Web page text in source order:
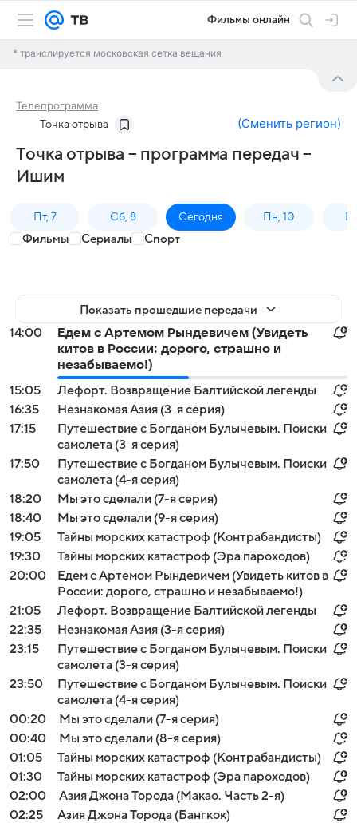
Фильмы онлайн
* транслируется московская сетка вещания
Телепрограмма
Точка отрыва (Сменить регион)
Точка отрыва – программа передач –
Ишим
Пт, 7 Сб, 8 Сегодня Пн, 10
Фильмы Сериалы Спорт
Показать прошедшие передачи
14:00
Едем с Артемом Рындевичем (Увидеть
китов в России: дорого, страшно и
незабываемо!)
15:05
Лефорт. Возвращение Балтийской легенды
16:35
Незнакомая Азия (3-я серия)
17:15
Путешествие с Богданом Булычевым. Поиски
самолета (3-я серия)
17:50
Путешествие с Богданом Булычевым. Поиски
самолета (4-я серия)
18:20
Мы это сделали (7-я серия)
18:40
Мы это сделали (9-я серия)
19:05
Тайны морских катастроф (Контрабандисты)
19:30
Тайны морских катастроф (Эра пароходов)
20:00
Едем с Артемом Рындевичем (Увидеть китов в
России: дорого, страшно и незабываемо!)
21:05
Лефорт. Возвращение Балтийской легенды
22:35
Незнакомая Азия (3-я серия)
23:15
Путешествие с Богданом Булычевым. Поиски
самолета (3-я серия)
23:50
Путешествие с Богданом Булычевым. Поиски
самолета (4-я серия)
00:20
Мы это сделали (7-я серия)
00:40
Мы это сделали (8-я серия)
01:05
Тайны морских катастроф (Контрабандисты)
01:30
Тайны морских катастроф (Эра пароходов)
02:00
Азия Джона Торода (Макао. Часть 2-я)
02:25
Азия Джона Торода (Бангкок)